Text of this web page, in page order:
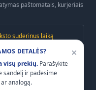
paštomatais, kurjeriais
suderinus laiką
DETALĖS?
visų prekių. Parašykite
sandėlį ir padėsime
analogą.